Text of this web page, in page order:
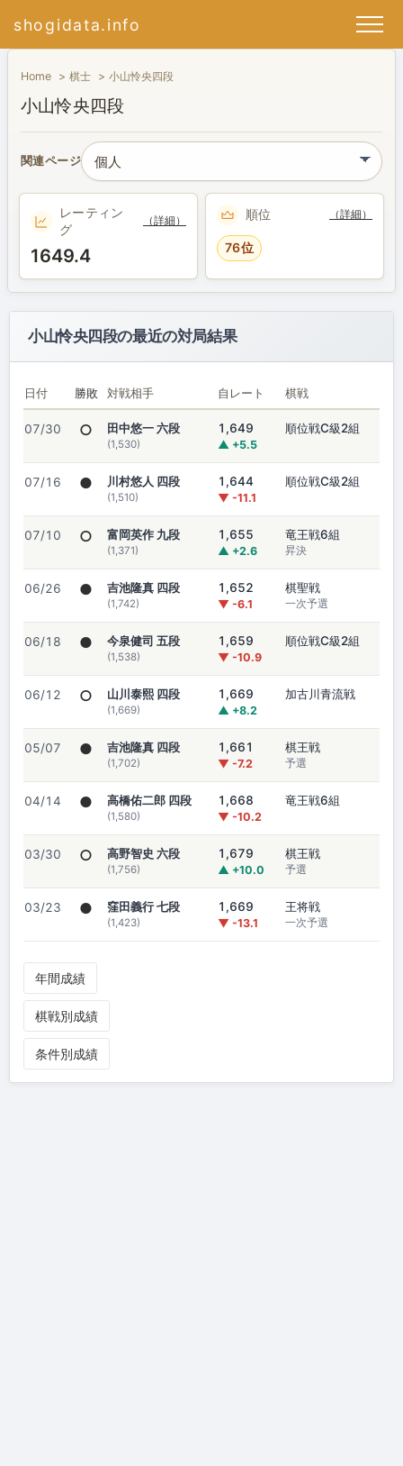
shogidata.info
Home 棋士 小山怜央四段
小山怜央四段
関連ページ
レーティン
グ
（詳細）
1649.4
順位 （詳細）
76位
小山怜央四段の最近の対局結果
日付 勝敗 対戦相手 自レート 棋戦
07/30 ○ 田中悠一 六段
(1,530)
1,649
▲ +5.5
順位戦C級2組
07/16 ● 川村悠人 四段
(1,510)
1,644
▼ -11.1
順位戦C級2組
07/10 ○ 富岡英作 九段
(1,371)
1,655
▲ +2.6
竜王戦6組
昇決
06/26 ● 吉池隆真 四段
(1,742)
1,652
▼ -6.1
棋聖戦
一次予選
06/18 ● 今泉健司 五段
(1,538)
1,659
▼ -10.9
順位戦C級2組
06/12 ○ 山川泰熙 四段
(1,669)
1,669
▲ +8.2
加古川青流戦
05/07 ● 吉池隆真 四段
(1,702)
1,661
▼ -7.2
棋王戦
予選
04/14 ● 高橋佑二郎 四段
(1,580)
1,668
▼ -10.2
竜王戦6組
03/30 ○ 高野智史 六段
(1,756)
1,679
▲ +10.0
棋王戦
予選
03/23 ● 窪田義行 七段
(1,423)
1,669
▼ -13.1
王将戦
一次予選
年間成績
棋戦別成績
条件別成績